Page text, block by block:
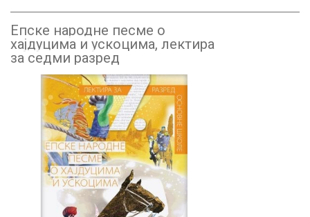
Епске народне песме о
хајдуцима и ускоцима, лектира
за седми разред